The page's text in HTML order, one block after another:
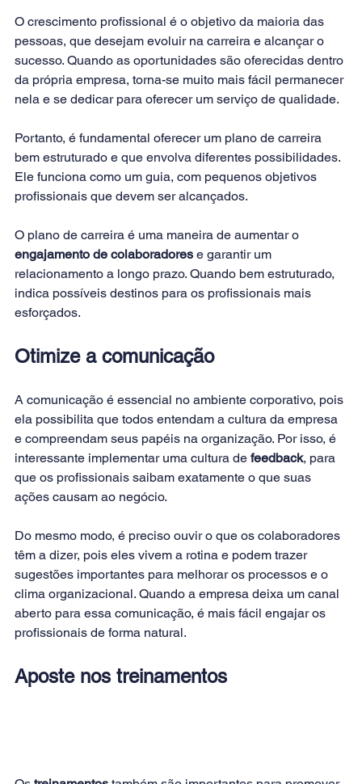
O crescimento profissional é o objetivo da maioria das
pessoas, que desejam evoluir na carreira e alcançar o
sucesso. Quando as oportunidades são oferecidas dentro
da própria empresa, torna-se muito mais fácil permanecer
nela e se dedicar para oferecer um serviço de qualidade.
Portanto, é fundamental oferecer um plano de carreira
bem estruturado e que envolva diferentes possibilidades.
Ele funciona como um guia, com pequenos objetivos
profissionais que devem ser alcançados.
O plano de carreira é uma maneira de aumentar o
engajamento de colaboradores e garantir um
relacionamento a longo prazo. Quando bem estruturado,
indica possíveis destinos para os profissionais mais
esforçados.
Otimize a comunicação
A comunicação é essencial no ambiente corporativo, pois
ela possibilita que todos entendam a cultura da empresa
e compreendam seus papéis na organização. Por isso, é
interessante implementar uma cultura de feedback, para
que os profissionais saibam exatamente o que suas
ações causam ao negócio.
Do mesmo modo, é preciso ouvir o que os colaboradores
têm a dizer, pois eles vivem a rotina e podem trazer
sugestões importantes para melhorar os processos e o
clima organizacional. Quando a empresa deixa um canal
aberto para essa comunicação, é mais fácil engajar os
profissionais de forma natural.
Aposte nos treinamentos